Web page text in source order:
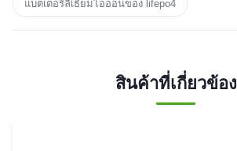
แบตเตอรี่ลิเธียมไอออนของ lifepo4
สินค้าที่เกี่ยวข้อง